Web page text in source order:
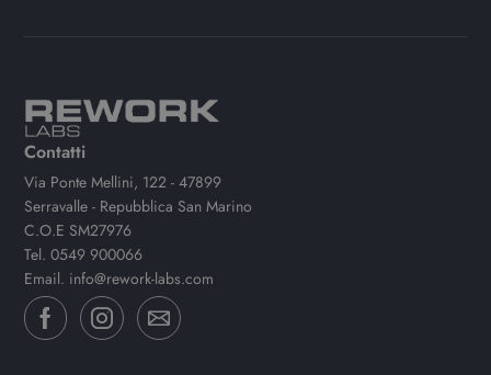
Contatti
Via Ponte Mellini, 122 - 47899
Serravalle - Repubblica San Marino
C.O.E SM27976
Tel.0549 900066
Email. info@rework-labs.com